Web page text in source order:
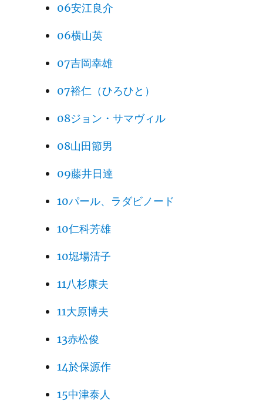
06安江良介
06横山英
07吉岡幸雄
07裕仁（ひろひと）
08ジョン・サマヴィル
08山田節男
09藤井日達
10パール、ラダビノード
10仁科芳雄
10堀場清子
11八杉康夫
11大原博夫
13赤松俊
14於保源作
15中津泰人